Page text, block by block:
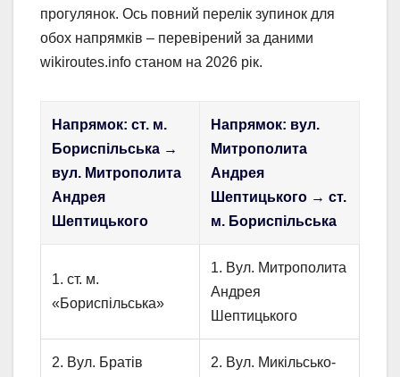
прогулянок. Ось повний перелік зупинок для
обох напрямків – перевірений за даними
wikiroutes.info станом на 2026 рік.
Напрямок: ст. м.
Бориспільська →
вул. Митрополита
Андрея
Шептицького
Напрямок: вул.
Митрополита
Андрея
Шептицького → ст.
м. Бориспільська
1. ст. м.
«Бориспільська»
1. Вул. Митрополита
Андрея
Шептицького
2. Вул. Братів
2. Вул. Микільсько-